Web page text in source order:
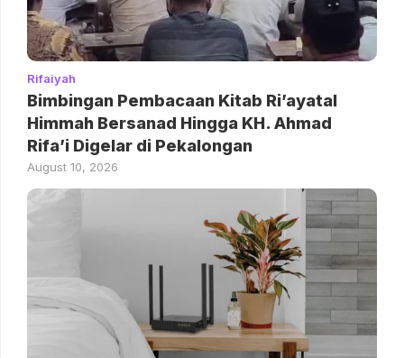
Rifaiyah
Bimbingan Pembacaan Kitab Ri’ayatal
Himmah Bersanad Hingga KH. Ahmad
Rifa’i Digelar di Pekalongan
August 10, 2026